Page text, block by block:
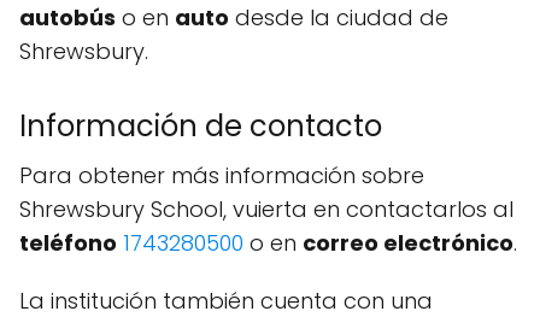
autobús o en auto desde la ciudad de
Shrewsbury.
Información de contacto
Para obtener más información sobre
Shrewsbury School, vuierta en contactarlos al
teléfono 1743280500 o en correo electrónico.
La institución también cuenta con una